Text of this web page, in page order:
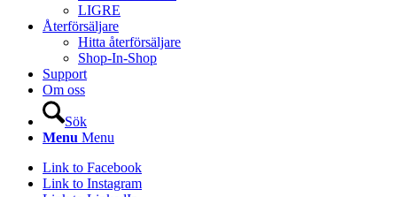
LIGRE
Återförsäljare
Hitta återförsäljare
Shop-In-Shop
Support
Om oss
Sök
Menu Menu
Link to Facebook
Link to Instagram